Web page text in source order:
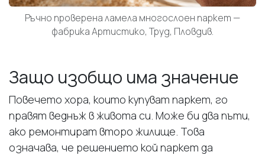
Ръчно проверена ламела многослоен паркет —
фабрика Артистико, Труд, Пловдив.
Защо изобщо има значение
Повечето хора, които купуват паркет, го
правят веднъж в живота си. Може би два пъти,
ако ремонтират второ жилище. Това
означава, че решението кой паркет да